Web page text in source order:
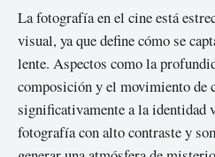
La fotografía en el cine está
visual, ya que define cómo se
lente. Aspectos como la
composición y el movimiento de
significativamente a la identidad
fotografía con alto contraste y